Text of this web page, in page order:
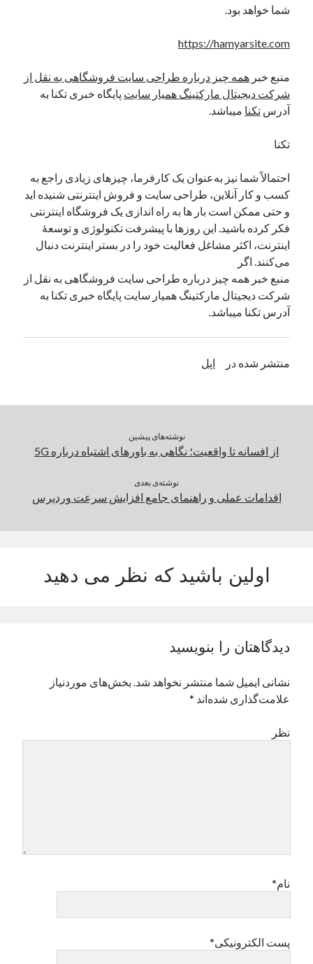
شما خواهد بود.
https://hamyarsite.com
منبع خبرهمه چیز درباره طراحی سایت فروشگاهی به نقل از
شرکت دیجیتال مارکتینگ همیار سایت پایگاه خبری تکنا به
آدرستکنا میباشد.
تکنا
احتمالاً شما نیز به‌عنوان یک کارفرما، چیزهای زیادی راجع‌ به
کسب‌ و کار آنلاین، طراحی سایت و فروش اینترنتی شنیده‌ اید
و حتی ممکن است بار ها به راه‌ اندازی یک فروشگاه اینترنتی
فکر کرده‌ باشید. این روزها با پیشرفت تکنولوژی و توسعهٔ
اینترنت، اکثر مشاغل فعالیت خود را در بستر اینترنت دنبال
می‌کنند. اگر
منبع خبر همه چیز درباره طراحی سایت فروشگاهی به نقل از
شرکت دیجیتال مارکتینگ همیار سایت پایگاه خبری تکنا به
آدرس تکنا میباشد.
منتشر شده در اپل
نوشته‌های پیشین
از افسانه تا واقعیت؛ نگاهی به باورهای اشتباه درباره‌ 5G
نوشته‌ی بعدی
اقدامات عملی و راهنمای جامع افزایش سرعت وردپرس
اولین باشید که نظر می دهید
دیدگاهتان را بنویسید
نشانی ایمیل شما منتشر نخواهد شد. بخش‌های موردنیاز
علامت‌گذاری شده‌اند *
نظر
نام*
پست الکترونیکی*